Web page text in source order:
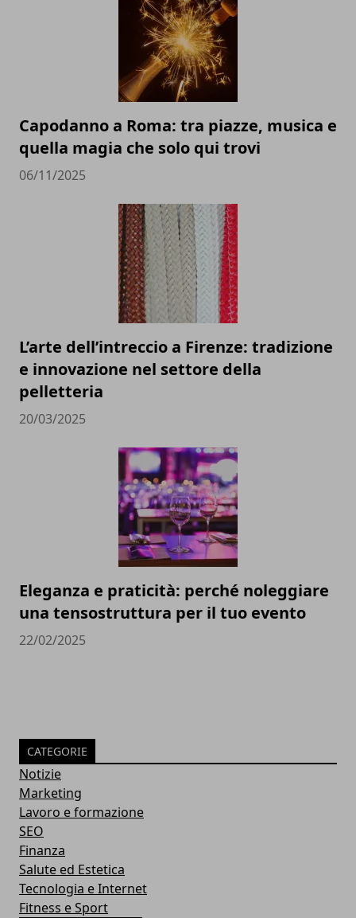
Capodanno a Roma: tra piazze, musica e
quella magia che solo qui trovi
06/11/2025
L’arte dell’intreccio a Firenze: tradizione
e innovazione nel settore della
pelletteria
20/03/2025
Eleganza e praticità: perché noleggiare
una tensostruttura per il tuo evento
22/02/2025
CATEGORIE
Notizie
Marketing
Lavoro e formazione
SEO
Finanza
Salute ed Estetica
Tecnologia e Internet
Fitness e Sport